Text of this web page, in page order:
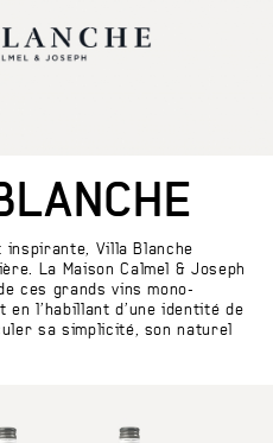
Villa Blanche
La Maison Calmel & Joseph
ces grands vins mono-
en l’habillant d’une identité de
sa simplicité, son naturel